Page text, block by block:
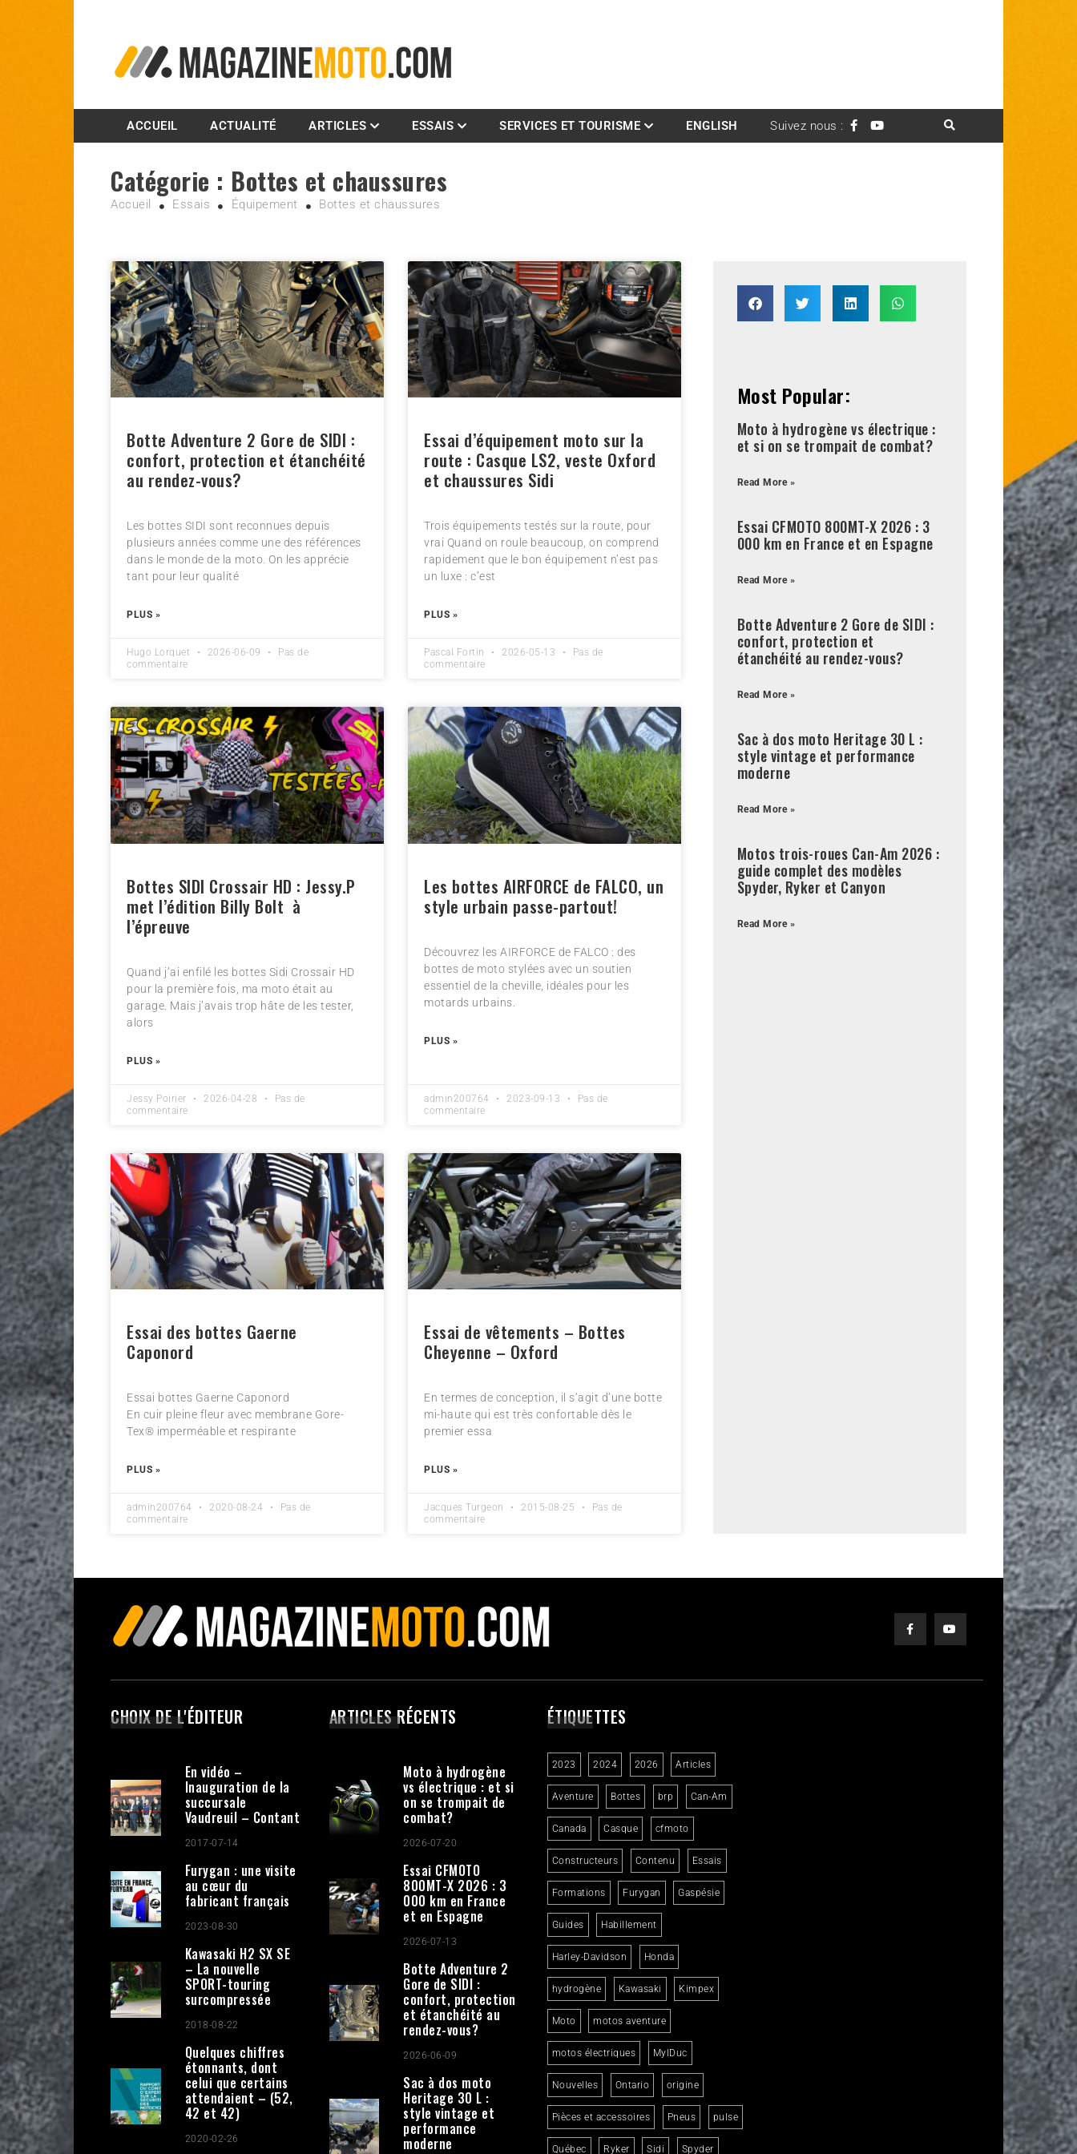
MagazineMoto.com
ACCUEIL ACTUALITÉ ARTICLES ESSAIS SERVICES ET TOURISME ENGLISH Suivez nous :
Catégorie : Bottes et chaussures
Accueil Essais Équipement Bottes et chaussures
Botte Adventure 2 Gore de SIDI :
confort, protection et étanchéité
au rendez-vous?
Les bottes SIDI sont reconnues depuis
plusieurs années comme une des références
dans le monde de la moto. On les apprécie
tant pour leur qualité
PLUS »
Hugo Lorquet 2026-06-09
Pas de
commentaire
Essai d’équipement moto sur la
route : Casque LS2, veste Oxford
et chaussures Sidi
Trois équipements testés sur la route, pour
vrai Quand on roule beaucoup, on comprend
rapidement que le bon équipement n’est pas
un luxe : c’est
PLUS »
Pascal Fortin 2026-05-13
Pas de
commentaire
Bottes SIDI Crossair HD : Jessy.P
met l’édition Billy Bolt à
l’épreuve
Quand j’ai enfilé les bottes Sidi Crossair HD
pour la première fois, ma moto était au
garage. Mais j’avais trop hâte de les tester,
alors
PLUS »
Jessy Poirier 2026-04-28
Pas de
commentaire
Les bottes AIRFORCE de FALCO, un
style urbain passe-partout!
Découvrez les AIRFORCE de FALCO : des
bottes de moto stylées avec un soutien
essentiel de la cheville, idéales pour les
motards urbains.
PLUS »
admin200764 2023-09-13
Pas de
commentaire
Essai des bottes Gaerne
Caponord
Essai bottes Gaerne Caponord
En cuir pleine fleur avec membrane Gore-
Tex® imperméable et respirante
PLUS »
admin200764 2020-08-24
Pas de
commentaire
Essai de vêtements – Bottes
Cheyenne – Oxford
En termes de conception, il s’agit d’une botte
mi-haute qui est très confortable dès le
premier essa
PLUS »
Jacques Turgeon 2015-08-25
Pas de
commentaire
Most Popular:
Moto à hydrogène vs électrique :
et si on se trompait de combat?
Read More »
Essai CFMOTO 800MT-X 2026 : 3
000 km en France et en Espagne
Read More »
Botte Adventure 2 Gore de SIDI :
confort, protection et
étanchéité au rendez-vous?
Read More »
Sac à dos moto Heritage 30 L :
style vintage et performance
moderne
Read More »
Motos trois-roues Can-Am 2026 :
guide complet des modèles
Spyder, Ryker et Canyon
Read More »
CHOIX DE L'ÉDITEUR
En vidéo –
Inauguration de la
succursale
Vaudreuil – Contant
2017-07-14
Furygan : une visite
au cœur du
fabricant français
2023-08-30
Kawasaki H2 SX SE
– La nouvelle
SPORT-touring
surcompressée
2018-08-22
Quelques chiffres
étonnants, dont
celui que certains
attendaient – (52,
42 et 42)
2020-02-26
ARTICLES RÉCENTS
Moto à hydrogène
vs électrique : et si
on se trompait de
combat?
2026-07-20
Essai CFMOTO
800MT-X 2026 : 3
000 km en France
et en Espagne
2026-07-13
Botte Adventure 2
Gore de SIDI :
confort, protection
et étanchéité au
rendez-vous?
2026-06-09
Sac à dos moto
Heritage 30 L :
style vintage et
performance
moderne
ÉTIQUETTES
2023 2024 2026 Articles
Aventure Bottes brp Can-Am
Canada Casque cfmoto
Constructeurs Contenu Essais
Formations Furygan Gaspésie
Guides Habillement
Harley-Davidson Honda
hydrogène Kawasaki Kimpex
Moto motos aventure
motos électriques MylDuc
Nouvelles Ontario origine
Pièces et accessoires Pneus pulse
Québec Ryker Sidi Spyder